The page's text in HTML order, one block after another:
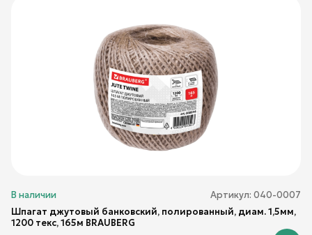
В наличии Артикул: 040-0007
Шпагат джутовый банковский, полированный, диам. 1,5мм,
1200 текс, 165м BRAUBERG